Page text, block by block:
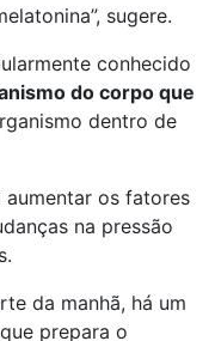
sugere.
conhecido
do corpo que
dentro de
os fatores
na pressão
da manhã, há um
prepara o